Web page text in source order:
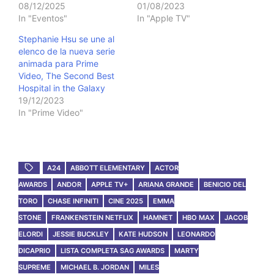
08/12/2025
In "Eventos"
01/08/2023
In "Apple TV"
Stephanie Hsu se une al
elenco de la nueva serie
animada para Prime
Video, The Second Best
Hospital in the Galaxy
19/12/2023
In "Prime Video"
A24 ABBOTT ELEMENTARY
ACTOR
AWARDS
ANDOR APPLE TV+ ARIANA GRANDE
BENICIO DEL
TORO
CHASE INFINITI CINE 2025
EMMA
STONE
FRANKENSTEIN NETFLIX HAMNET HBO MAX
JACOB
ELORDI
JESSIE BUCKLEY KATE HUDSON
LEONARDO
DICAPRIO
LISTA COMPLETA SAG AWARDS
MARTY
SUPREME
MICHAEL B. JORDAN
MILES